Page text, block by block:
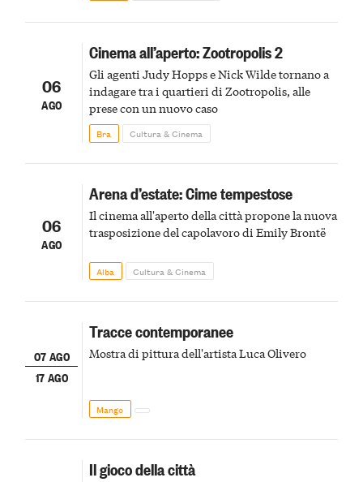
06
AGO
Cinema all’aperto: Zootropolis 2
Gli agenti Judy Hopps e Nick Wilde tornano a
indagare tra i quartieri di Zootropolis, alle
prese con un nuovo caso
Bra Cultura & Cinema
06
AGO
Arena d’estate: Cime tempestose
Il cinema all'aperto della città propone la nuova
trasposizione del capolavoro di Emily Brontë
Alba Cultura & Cinema
07 AGO
17 AGO
Tracce contemporanee
Mostra di pittura dell'artista Luca Olivero
Mango
Il gioco della città